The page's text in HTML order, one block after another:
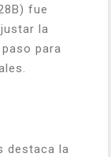
fue
la
para
destaca la